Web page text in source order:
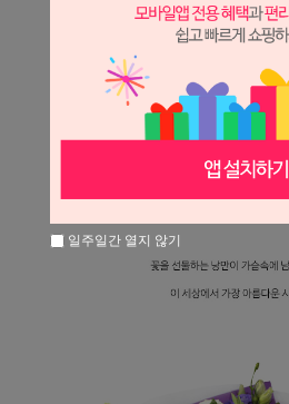
일주일간 열지 않기